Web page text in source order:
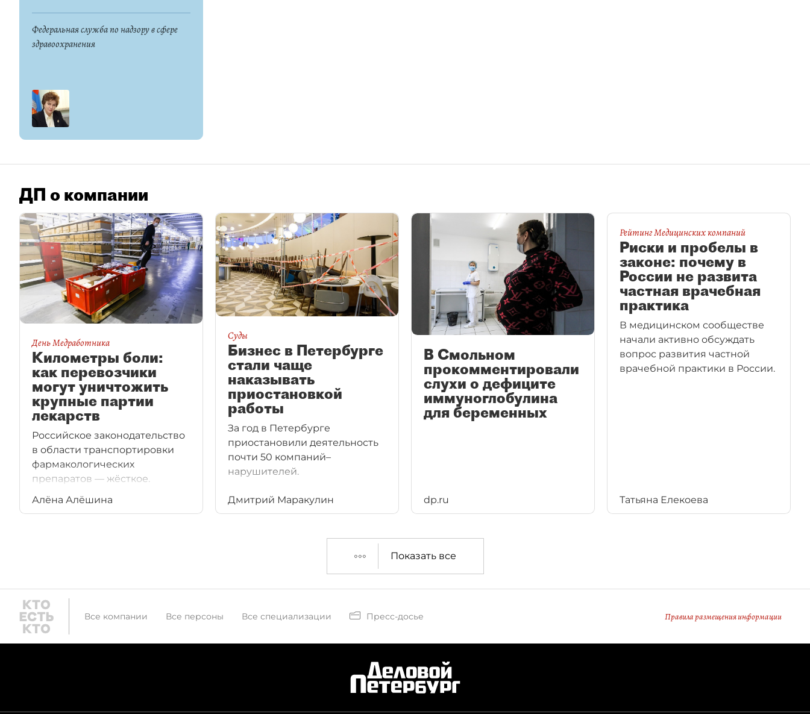
Федеральная служба по надзору в сфере
здравоохранения
ДП о компании
День Медработника
Километры боли:
как перевозчики
могут уничтожить
крупные партии
лекарств
Российское законодательство
в области транспортировки
фармакологических
препаратов — жёсткое.
При любом отклонении
Алёна Алёшина
Суды
Бизнес в Петербурге
стали чаще
наказывать
приостановкой
работы
За год в Петербурге
приостановили деятельность
почти 50 компаний–
нарушителей.
Дмитрий Маракулин
В Смольном
прокомментировали
слухи о дефиците
иммуноглобулина
для беременных
dp.ru
Рейтинг Медицинских компаний
Риски и пробелы в
законе: почему в
России не развита
частная врачебная
практика
В медицинском сообществе
начали активно обсуждать
вопрос развития частной
врачебной практики в России.
Татьяна Елекоева
Показать все
Все компании Все персоны Все специализации Пресс-досье Правила размещения информации